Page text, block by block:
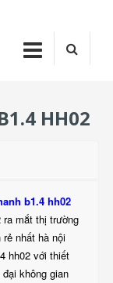
HH02
b1.4 hh02
ra mắt thị trường
nhất hà nội
hh02 với thiết
không gian